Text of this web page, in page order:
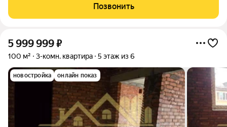
недвижимости ЭТАЖИ № 1 . Для клиентов-покупателей
компании ЭТАЖИ содействие в получении
Позвонить
5 999 999₽
100 м² 3-комн. квартира 5 этаж из 6
новостройка онлайн показ